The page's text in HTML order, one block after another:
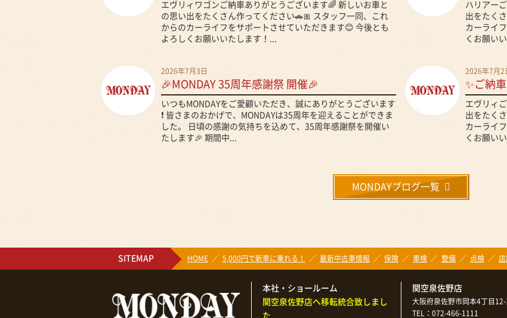
エヴリィワゴンご納車ありがとうございます🌈 新しいお車と
の思い出をたくさん作ってください🚗🎀 スタッフ一同、これ
からのカーライフをサポートさせていただきます😊 今後とも
よろしくお願いいたします！...
ハリアー
出をたく
カーライ
くお願い
2026年7月3日
🎉MONDAY 35周年感謝祭 開催🎉
いつもMONDAYをご愛顧いただき、誠にありがとうございます
❗ 皆さまのおかげで、MONDAYは35周年を迎えることができま
した。 日頃の感謝の気持ちを込めて、35周年感謝祭を開催い
たします🎉 期間中...
2026年7月2
✨ご納
エヴリィ
出をたく
カーライ
くお願い
MONDAYブログ一覧
SITEMAP HOME 5,000円で新車に乗れる！ 最新中古車情報 保険 車検 整備 点検
本社・ショールーム
関空泉佐野店へ移転統合致しまし
た
関空泉佐野店
大阪府泉佐野市岡本4丁目12-
TEL：072-466-1111